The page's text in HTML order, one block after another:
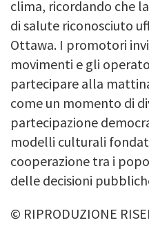
clima, ricordando che
di salute riconosciuto
Ottawa. I promotori
movimenti e gli
partecipare alla
come un momento di
partecipazione
modelli culturali
cooperazione tra i
delle decisioni
© RIPRODUZIONE